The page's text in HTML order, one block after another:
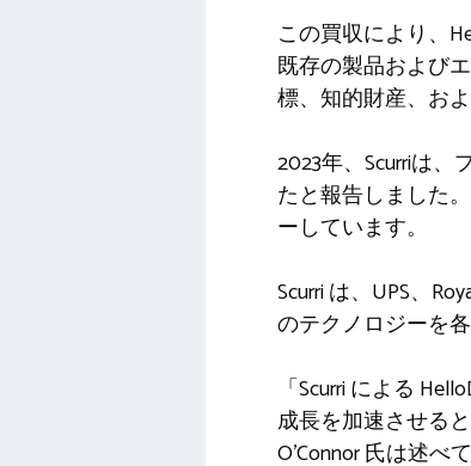
この買収により、
既存の製品および
標、知的財産、お
2023年、Scurriは
たと報告しました
ーしています。
Scurri は、UPS、
のテクノロジーを
「Scurri による
成長を加速させる
O'Connor 氏は述べ